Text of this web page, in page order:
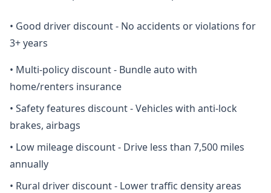
• Good driver discount - No accidents or violations for
3+ years
• Multi-policy discount - Bundle auto with
home/renters insurance
• Safety features discount - Vehicles with anti-lock
brakes, airbags
• Low mileage discount - Drive less than 7,500 miles
annually
• Rural driver discount - Lower traffic density areas